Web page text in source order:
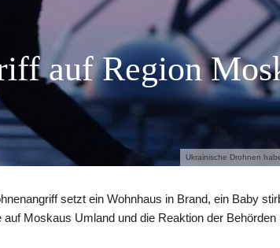
Ukrainische Drohnen
auf Region
setzt ein Wohnhaus in Brand, ein Baby
auf Moskaus Umland und die Reaktion der Behörden